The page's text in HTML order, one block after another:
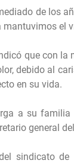
de los
el
que con la
debido al
en su vida.
a su
general
sindicato